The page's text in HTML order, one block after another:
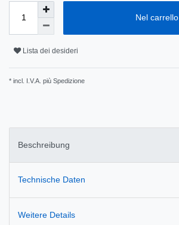
Nel carrello
Lista dei desideri
* incl. I.V.A. più Spedizione
Beschreibung
Technische Daten
Weitere Details